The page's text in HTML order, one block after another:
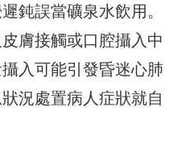
鈍誤當礦泉水飲用。
膚接觸或口腔攝入中
入可能引發昏迷心肺
況處置病人症狀就自